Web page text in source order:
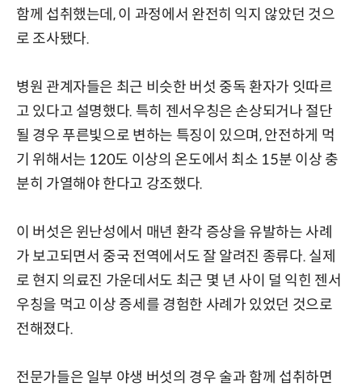
함께 섭취했는데, 이 과정에서 완전히 익지 않았던 것으
로 조사됐다.
병원 관계자들은 최근 비슷한 버섯 중독 환자가 잇따르
고 있다고 설명했다. 특히 젠서우칭은 손상되거나 절단
될 경우 푸른빛으로 변하는 특징이 있으며, 안전하게 먹
기 위해서는 120도 이상의 온도에서 최소 15분 이상 충
분히 가열해야 한다고 강조했다.
이 버섯은 윈난성에서 매년 환각 증상을 유발하는 사례
가 보고되면서 중국 전역에서도 잘 알려진 종류다. 실제
로 현지 의료진 가운데서도 최근 몇 년 사이 덜 익힌 젠서
우칭을 먹고 이상 증세를 경험한 사례가 있었던 것으로
전해졌다.
전문가들은 일부 야생 버섯의 경우 술과 함께 섭취하면